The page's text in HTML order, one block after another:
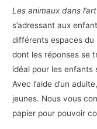
Les animaux dans l’art
s’adressant aux
différents espaces
dont les réponses se
idéal pour les enfants
Avec l’aide d’un
jeunes. Nous vous
papier pour pouvoir